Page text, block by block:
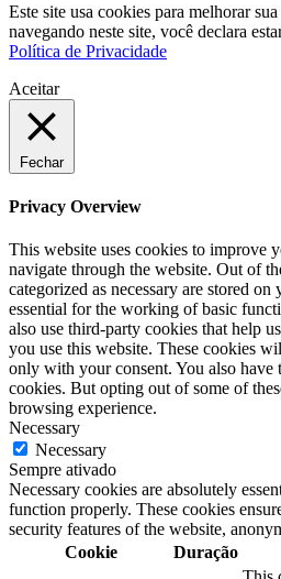
Este site usa cookies para melhorar
navegando neste site, você declara
Política de Privacidade
Aceitar
Fechar
Privacy Overview
This website uses cookies to improve
navigate through the website. Out of
categorized as necessary are stored
essential for the working of basic
also use third-party cookies that help
you use this website. These cookies
only with your consent. You also have
cookies. But opting out of some of
browsing experience.
Necessary
Necessary
Sempre ativado
Necessary cookies are absolutely
function properly. These cookies
security features of the website,
Cookie
Duração